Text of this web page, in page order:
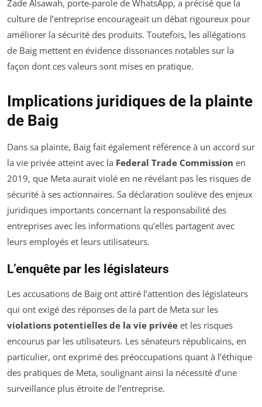
Zade Alsawah, porte-parole de WhatsApp, a précisé que la
culture de l’entreprise encourageait un débat rigoureux pour
améliorer la sécurité des produits. Toutefois, les allégations
de Baig mettent en évidence dissonances notables sur la
façon dont ces valeurs sont mises en pratique.
Implications juridiques de la plainte
de Baig
Dans sa plainte, Baig fait également référence à un accord sur
la vie privée atteint avec la Federal Trade Commission en
2019, que Meta aurait violé en ne révélant pas les risques de
sécurité à ses actionnaires. Sa déclaration soulève des enjeux
juridiques importants concernant la responsabilité des
entreprises avec les informations qu’elles partagent avec
leurs employés et leurs utilisateurs.
L’enquête par les législateurs
Les accusations de Baig ont attiré l’attention des législateurs
qui ont exigé des réponses de la part de Meta sur les
violations potentielles de la vie privée et les risques
encourus par les utilisateurs. Les sénateurs républicains, en
particulier, ont exprimé des préoccupations quant à l’éthique
des pratiques de Meta, soulignant ainsi la nécessité d’une
surveillance plus étroite de l’entreprise.